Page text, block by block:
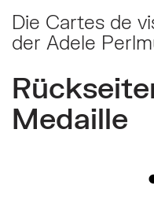
Die Cartes de
der Adele
Medaille